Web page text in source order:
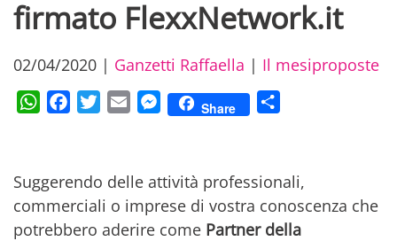
firmato FlexxNetwork.it
02/04/2020 | Ganzetti Raffaella | Il mesiproposte
WhatsAppFacebookTwitterEmail Messenger
Share
Suggerendo delle attività professionali,
commerciali o imprese di vostra conoscenza che
potrebbero aderire come Partner della